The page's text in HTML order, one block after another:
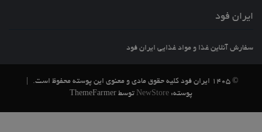
ایران فود
سفارش آنلاین غذا و مواد غذایی ایران فود
© 1405 ایران فود کلیه حقوق مادی و معنوی این پوسته محفوظ است.
پوسته: NewStore توسط ThemeFarmer